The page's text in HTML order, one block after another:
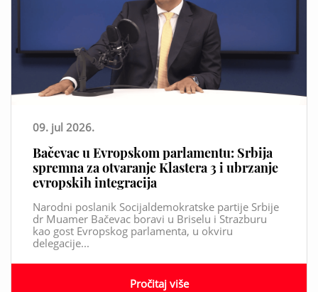
09. jul 2026.
Bačevac u Evropskom parlamentu: Srbija
spremna za otvaranje Klastera 3 i ubrzanje
evropskih integracija
Narodni poslanik Socijaldemokratske partije Srbije
dr Muamer Bačevac boravi u Briselu i Strazburu
kao gost Evropskog parlamenta, u okviru
delegacije...
Pročitaj više